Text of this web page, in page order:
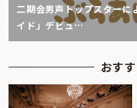
二期会男声トップスターに
イド」デビュ…
おす